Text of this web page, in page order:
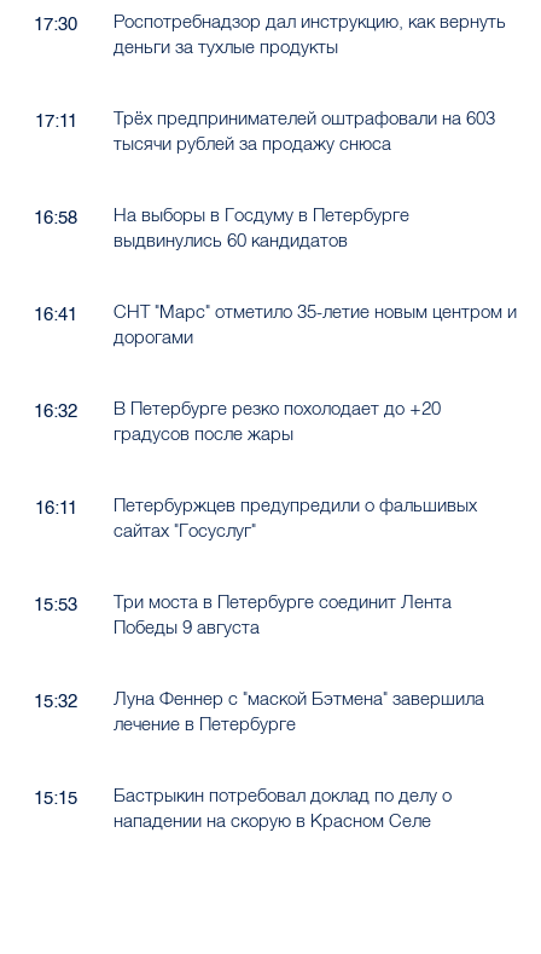
17:30
Роспотребнадзор дал инструкцию, как вернуть
деньги за тухлые продукты
17:11
Трёх предпринимателей оштрафовали на 603
тысячи рублей за продажу снюса
16:58
На выборы в Госдуму в Петербурге
выдвинулись 60 кандидатов
16:41
СНТ "Марс" отметило 35-летие новым центром и
дорогами
16:32
В Петербурге резко похолодает до +20
градусов после жары
16:11
Петербуржцев предупредили о фальшивых
сайтах "Госуслуг"
15:53
Три моста в Петербурге соединит Лента
Победы 9 августа
15:32
Луна Феннер с "маской Бэтмена" завершила
лечение в Петербурге
15:15
Бастрыкин потребовал доклад по делу о
нападении на скорую в Красном Селе